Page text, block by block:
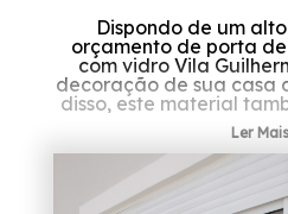
Dispondo de um
orçamento de porta
com vidro Vila
decoração de sua casa
disso, este material
durabilidade, que é
uso mais
Quer saber
Ler